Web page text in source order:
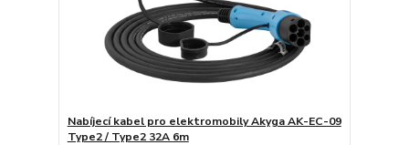
Nabíjecí kabel pro elektromobily Akyga AK-EC-09
Type2 / Type2 32A 6m